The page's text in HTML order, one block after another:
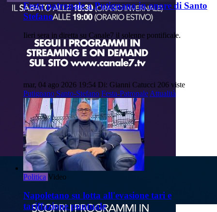
Festa patronale a Putignano in onore di Santo
Stefano
Iieri sera in diretta su Canale7 il solenne pontificale.
mar, 04 ago 2026 19:54 Di: Gianni Catucci 206 viste
Putignano Santo-Stefano Festa-Patronale Attualità
Politica Video
Napoletano su lotta all'evasione tari e
tariffazione puntuale